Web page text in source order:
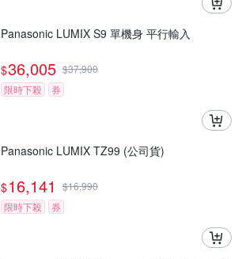
Panasonic LUMIX S9 單機身 平行輸入
$36,005 $37,900
限時下殺
券
Panasonic LUMIX TZ99 (公司貨)
$16,141 $16,990
限時下殺
券